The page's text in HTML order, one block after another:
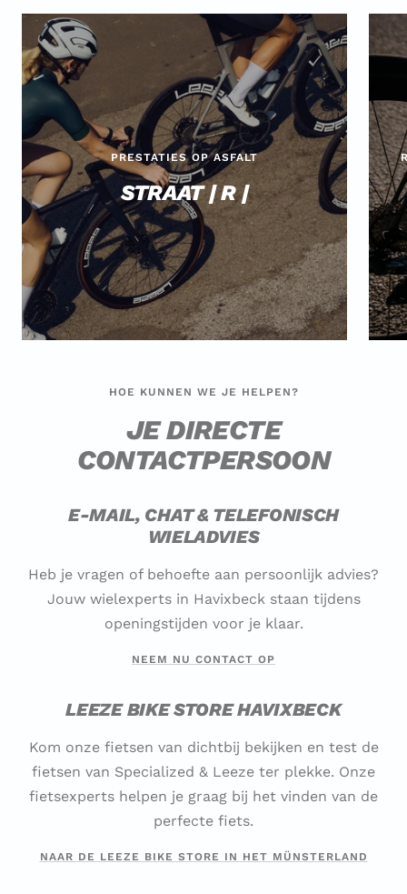
PRESTATIES OP ASFALT
STRAAT | R |
HOE KUNNEN WE JE HELPEN?
JE DIRECTE
CONTACTPERSOON
E-MAIL, CHAT & TELEFONISCH
WIELADVIES
Heb je vragen of behoefte aan persoonlijk advies?
Jouw wielexperts in Havixbeck staan tijdens
openingstijden voor je klaar.
NEEM NU CONTACT OP
LEEZE BIKE STORE HAVIXBECK
Kom onze fietsen van dichtbij bekijken en test de
fietsen van Specialized & Leeze ter plekke. Onze
fietsexperts helpen je graag bij het vinden van de
perfecte fiets.
NAAR DE LEEZE BIKE STORE IN HET MÜNSTERLAND